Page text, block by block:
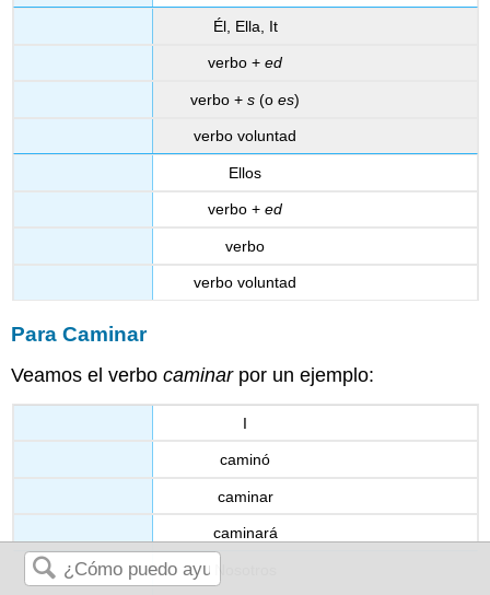
Él, Ella, It
verbo + ed
verbo + s (o es)
verbo voluntad
Ellos
verbo + ed
verbo
verbo voluntad
Para Caminar
Veamos el verbocaminarpor un ejemplo:
I
caminó
caminar
caminará